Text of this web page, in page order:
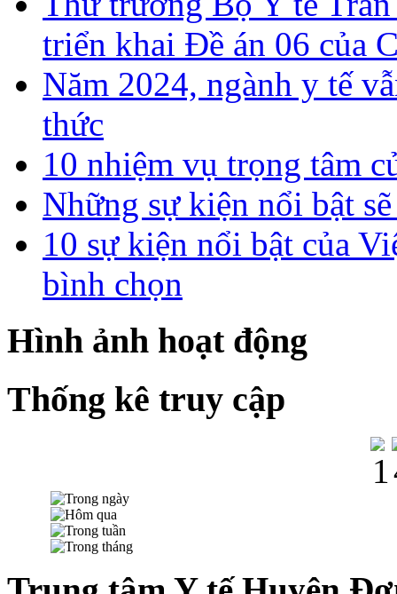
triển khai Đề án 06 của
Năm 2024, ngành y tế
thức
10 nhiệm vụ trọng tâm
Những sự kiện nổi bật
10 sự kiện nổi bật của
bình chọn
Hình ảnh hoạt động
Thống kê truy cập